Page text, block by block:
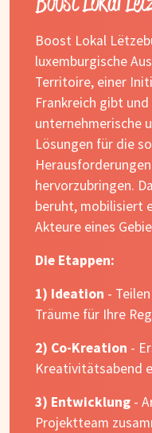
Boost Lokal
luxemburgische
Territoire, einer
Frankreich gibt
unternehmerische
Lösungen für die
hervorzubringen.
beruht, mobilisiert
Akteure eines
Die Etappen:
1) Ideation -
Träume für Ihre
2) Co-Kreation -
Kreativitätsabend
3) Entwicklung -
Projektteam